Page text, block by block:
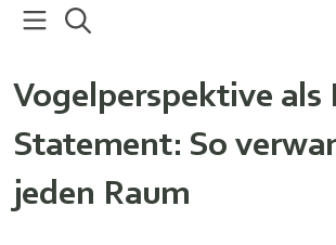
Vogelperspektive als
Statement: So
jeden Raum